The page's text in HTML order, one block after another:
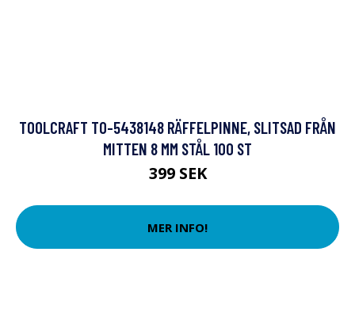
TOOLCRAFT TO-5438148 RÄFFELPINNE, SLITSAD FRÅN
MITTEN 8 MM STÅL 100 ST
399 SEK
MER INFO!